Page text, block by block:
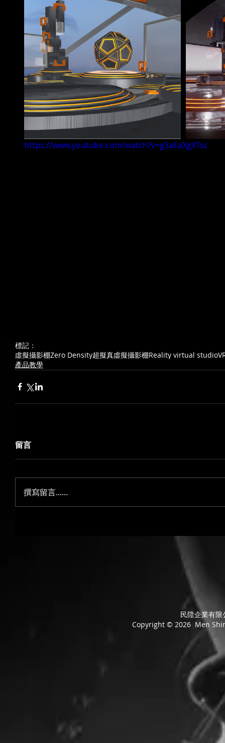
https://www.youtube.com/watch?v=g3aEaXgXTsc
標記：
虛擬攝影棚Zero Density超擬真虛擬攝影棚Reality virtual studio
產品教學
留言
撰寫留言......
民陞企業有
Copyright © 2026 Men